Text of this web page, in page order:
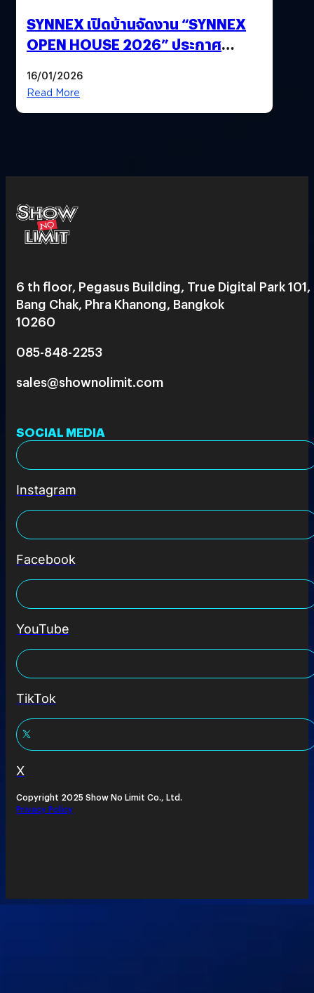
SYNNEX เปิดบ้านจัดงาน “SYNNEX
OPEN HOUSE 2026” ประกาศ
ได้ 53,000 ล้านบาท
16/01/2026
Read More
6 th floor, Pegasus Building, True Digital Park 101,
Bang Chak, Phra Khanong, Bangkok
10260
085-848-2253
sales@shownolimit.com
SOCIAL MEDIA
Instagram
Facebook
YouTube
TikTok
X
Copyright 2025 Show No Limit Co., Ltd.
Privacy Policy